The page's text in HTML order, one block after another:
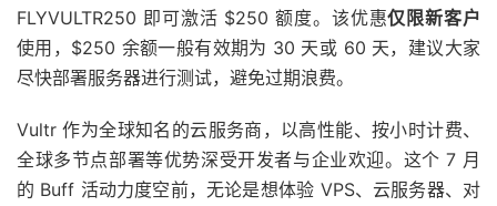
FLYVULTR250 即可激活 $250 额度。该优惠仅限新客户
使用，$250 余额一般有效期为 30 天或 60 天，建议大家
尽快部署服务器进行测试，避免过期浪费。
Vultr 作为全球知名的云服务商，以高性能、按小时计费、
全球多节点部署等优势深受开发者与企业欢迎。这个 7 月
的 Buff 活动力度空前，无论是想体验 VPS、云服务器、对